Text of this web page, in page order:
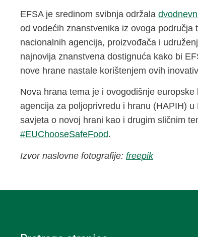
EFSA je sredinom svibnja održala
od vodećih znanstvenika iz ovoga
nacionalnih agencija, proizvođača i
najnovija znanstvena dostignuća kako bi
nove hrane nastale korištenjem ovih
Nova hrana tema je i ovogodišnje
agencija za poljoprivredu i hranu (HAPIH)
savjeta o novoj hrani kao i drugim sličnim
#EUChooseSafeFood.
Izvor naslovne fotografije: freepik